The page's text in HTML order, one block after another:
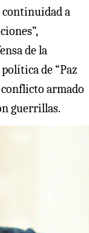
continuidad a
de la
de “Paz
armado
guerrillas.